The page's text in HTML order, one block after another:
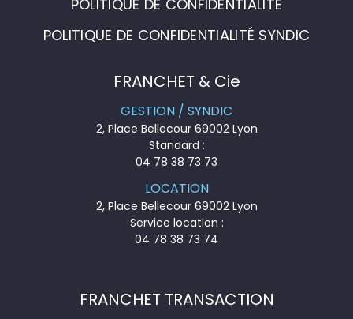
POLITIQUE DE CONFIDENTIALITÉ
POLITIQUE DE CONFIDENTIALITÉ SYNDIC
FRANCHET & Cie
GESTION / SYNDIC
2, Place Bellecour 69002 Lyon
Standard :
04 78 38 73 73
LOCATION
2, Place Bellecour 69002 Lyon
Service location :
04 78 38 73 74
FRANCHET TRANSACTION